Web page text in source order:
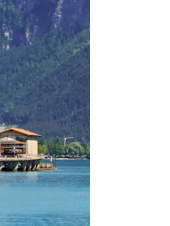
el tacto o desliza el dedo.